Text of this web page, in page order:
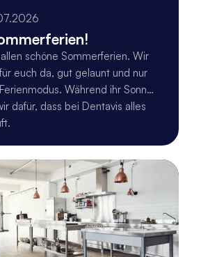
schöne Sommerferien. Wir
euch da, gut gelaunt und nur
Während ihr Sonne
dafür, dass bei Dentavis alles